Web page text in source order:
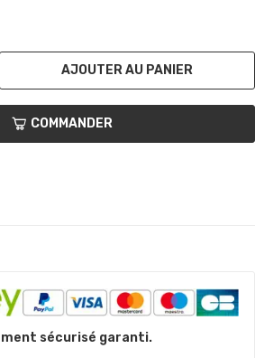
AJOUTER AU PANIER
COMMANDER
sécurisé garanti.